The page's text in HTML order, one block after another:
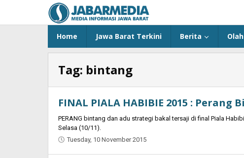
content
Home Jawa Barat Terkini Berita
Tag: bintang
FINAL PIALA HABIBIE 2015 :
PERANG bintang dan adu strategi bakal tersaji di final Piala
Selasa (10/11).
Tuesday, 10 November 2015